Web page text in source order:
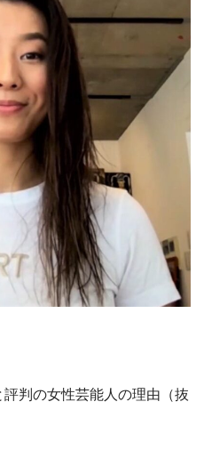
判の女性芸能人の理由（抜